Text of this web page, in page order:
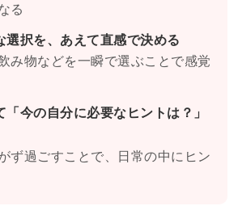
る
選択を、あえて直感で決める
物などを一瞬で選ぶことで感覚
「今の自分に必要なヒントは？」
過ごすことで、日常の中にヒン